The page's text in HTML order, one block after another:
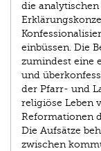
die
einbüssen. Die
zumindest eine
und
der Pfarr- und
religiöse Leben
Reformationen
Die Aufsätze
zwischen